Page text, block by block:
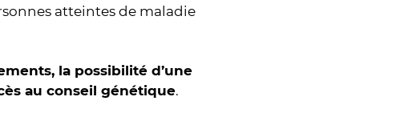
atteintes de maladie
la possibilité d’une
au conseil génétique.